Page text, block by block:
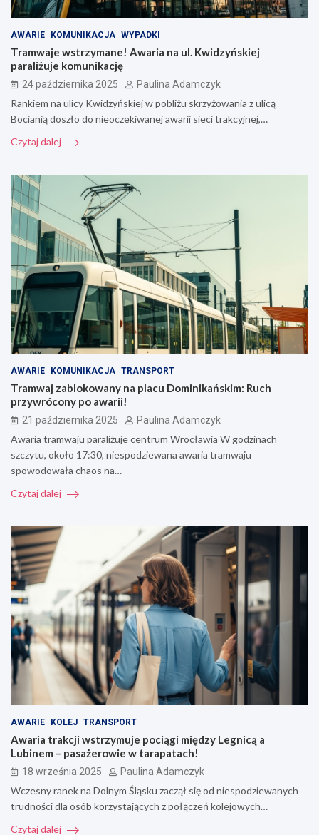
AWARIE KOMUNIKACJA WYPADKI
Tramwaje wstrzymane! Awaria na ul. Kwidzyńskiej
paraliżuje komunikację
24 października 2025 Paulina Adamczyk
Rankiem na ulicy Kwidzyńskiej w pobliżu skrzyżowania z ulicą
Bocianią doszło do nieoczekiwanej awarii sieci trakcyjnej,…
Czytaj dalej
AWARIE KOMUNIKACJA TRANSPORT
Tramwaj zablokowany na placu Dominikańskim: Ruch
przywrócony po awarii!
21 października 2025 Paulina Adamczyk
Awaria tramwaju paraliżuje centrum Wrocławia W godzinach
szczytu, około 17:30, niespodziewana awaria tramwaju
spowodowała chaos na…
Czytaj dalej
AWARIE KOLEJ TRANSPORT
Awaria trakcji wstrzymuje pociągi między Legnicą a
Lubinem – pasażerowie w tarapatach!
18 września 2025 Paulina Adamczyk
Wczesny ranek na Dolnym Śląsku zaczął się od niespodziewanych
trudności dla osób korzystających z połączeń kolejowych…
Czytaj dalej